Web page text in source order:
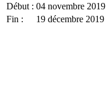
Début : 04 novembre 2019
Fin :
19 décembre 2019